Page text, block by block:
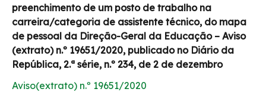
preenchimento de um posto de trabalho na
carreira/categoria de assistente técnico, do mapa
de pessoal da Direção-Geral da Educação – Aviso
(extrato) n.º 19651/2020, publicado no Diário da
República, 2.ª série, n.º 234, de 2 de dezembro
Aviso(extrato) n.º 19651/2020